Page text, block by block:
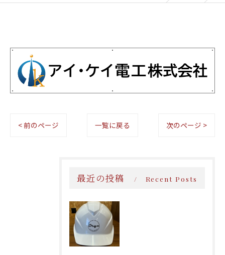
< 前のページ 一覧に戻る 次のページ >
最近の投稿 Recent Posts